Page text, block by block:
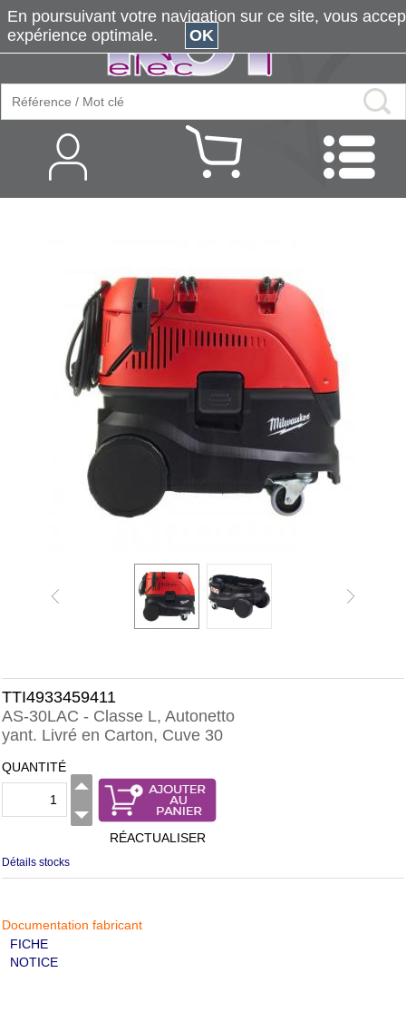
TTI4933459411
AS-30LAC - Classe L, Autonetto
yant. Livré en Carton, Cuve 30
QUANTITÉ
RÉACTUALISER
Détails stocks
Documentation fabricant
FICHE
NOTICE
En poursuivant votre navigation sur ce site, vous
expérience optimale.
OK